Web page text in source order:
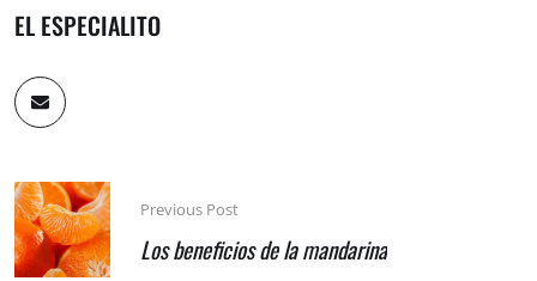
EL ESPECIALITO
Previous Post
Los beneficios de la mandarina